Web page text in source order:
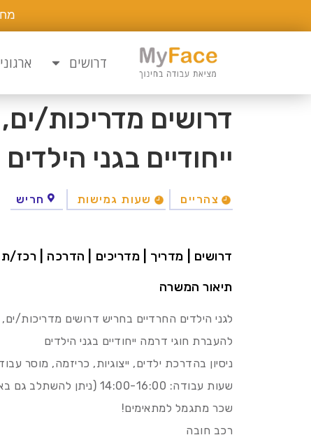
דרושים
דרושים מדריכות/
ייחודיים בגני הילדים
צהריים שעות גמישות חריש
דרושים | מדריך | מדריכים | הדרכה | רכז/
תיאור המשרה
לגני הילדים החרדיים בחריש דרושים מדריכות/ים,
להעברת חוגי דרמה ייחודיים בגני הילדים
ניסיון בהדרכת ילדים, ייצוגיות, כריזמה, מוסר
שעות עבודה: 14:00-16:00 (ניתן להשתלב גם באופן חלקי)
שכר מתגמל למתאימים!
רכב חובה